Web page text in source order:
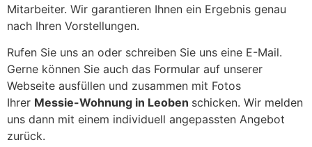
Mitarbeiter. Wir garantieren Ihnen ein Ergebnis genau
nach Ihren Vorstellungen.
Rufen Sie uns an oder schreiben Sie uns eine E-Mail.
Gerne können Sie auch das Formular auf unserer
Webseite ausfüllen und zusammen mit Fotos
Ihrer Messie-Wohnung in Leoben schicken. Wir melden
uns dann mit einem individuell angepassten Angebot
zurück.